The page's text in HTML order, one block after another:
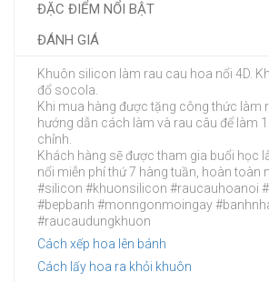
ĐẶC ĐIỂM NỔI BẬT
ĐÁNH GIÁ
Khuôn silicon làm rau cau hoa nổi 4D.
đổ socola.
Khi mua hàng được tặng công thức làm
hướng dẫn cách làm và rau câu để làm
chỉnh.
Khách hàng sẽ được tham gia buổi học
nổi miễn phí thứ 7 hàng tuần, hoàn toàn
#silicon #khuonsilicon #raucauhoanoi
#bepbanh #monngonmoingay
#raucaudungkhuon
Cách xếp hoa lên bánh
Cách lấy hoa ra khỏi khuôn